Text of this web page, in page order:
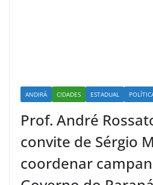
ANDIRÁ CIDADES ESTADUAL
Prof. André
convite de Sérgio
coordenar